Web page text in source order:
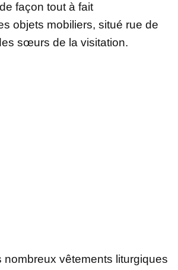
façon tout à fait
objets mobiliers, situé rue de
sœurs de la visitation.
vêtements liturgiques